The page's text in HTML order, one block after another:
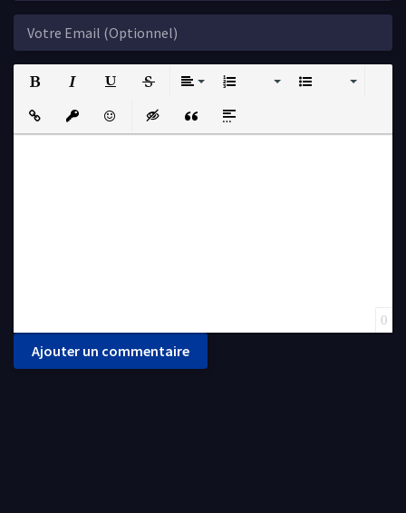
Strikethrough
Insert LinkInsert protected link
EmoticonsInsert hidden text
Insert QuoteInsert spoiler
0
Ajouter un commentaire